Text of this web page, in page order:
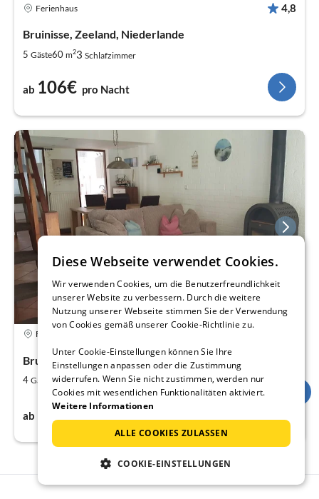
Ferienhaus 4,8
Bruinisse, Zeeland, Niederlande
5 Gäste60 m23 Schlafzimmer
ab 106€ pro Nacht
Ferienhaus
Bruinisse
4 Gäste 67m22Schlafzimmer
ab 90€
Diese Webseite verwendet Cookies.
Wir verwenden Cookies, um die Benutzerfreundlichkeit
unserer Website zu verbessern. Durch die weitere
Nutzung unserer Webseite stimmen Sie der Verwendung
von Cookies gemäß unserer Cookie-Richtlinie zu.
Unter Cookie-Einstellungen können Sie Ihre
Einstellungen anpassen oder die Zustimmung
widerrufen. Wenn Sie nicht zustimmen, werden nur
Cookies mit wesentlichen Funktionalitäten aktiviert.
Weitere Informationen
ALLE COOKIES ZULASSEN
COOKIE-EINSTELLUNGEN